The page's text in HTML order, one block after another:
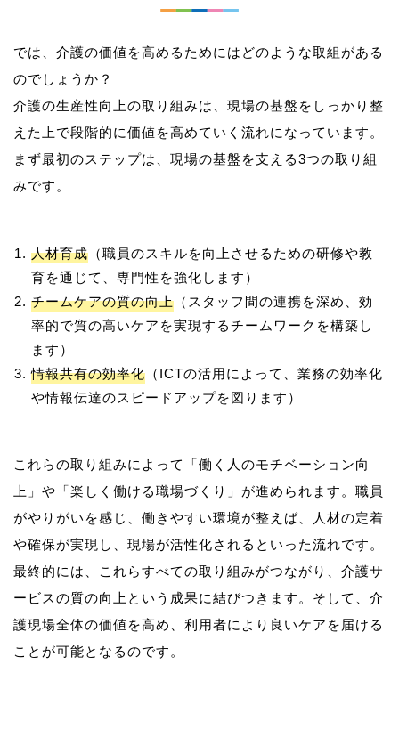
では、介護の価値を高めるためにはどのような取組がある
のでしょうか？
介護の生産性向上の取り組みは、現場の基盤をしっかり整
えた上で段階的に価値を高めていく流れになっています。
まず最初のステップは、現場の基盤を支える3つの取り組
人材育成 （職員のスキルを向上させるための研修や教
育を通じて、専門性を強化します）
チームケアの質の向上 （スタッフ間の連携を深め、効
率的で質の高いケアを実現するチームワークを構築し
ます）
情報共有の効率化 （ICTの活用によって、業務の効率化
や情報伝達のスピードアップを図ります）
これらの取り組みによって「働く人のモチベーション向
上」や「楽しく働ける職場づくり」が進められます。職員
がやりがいを感じ、働きやすい環境が整えば、人材の定着
や確保が実現し、現場が活性化されるといった流れです。
最終的には、これらすべての取り組みがつながり、介護サ
ービスの質の向上という成果に結びつきます。そして、介
護現場全体の価値を高め、利用者により良いケアを届ける